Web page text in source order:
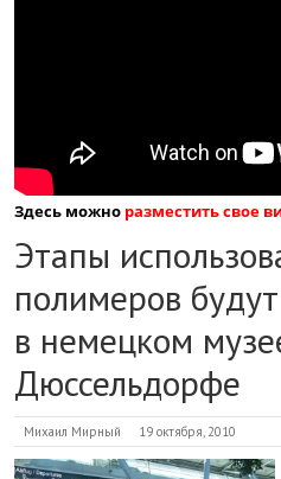
Здесь можно разместить свое
Этапы
полимеров
в немецком
Дюссельдорфе
Михаил Мирный 19 октября, 2010